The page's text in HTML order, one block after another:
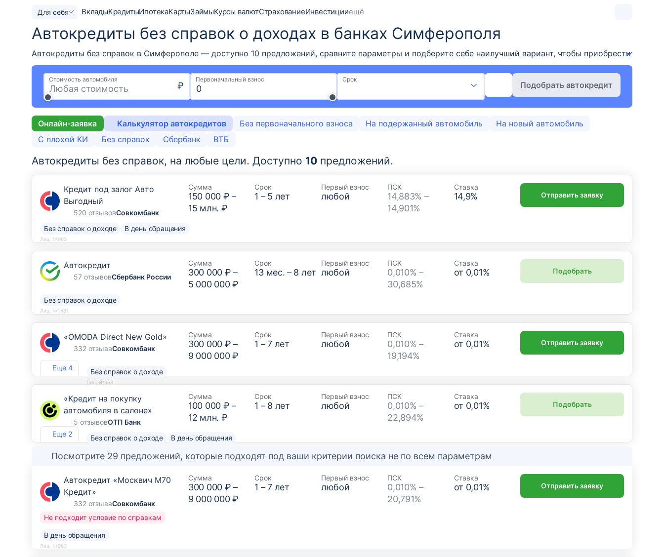
Для себя ВкладыКредитыИпотекаКартыЗаймыКурсы валютСтрахованиеИнвестицииещё
Автокредиты без справок о доходах в банках Симферополя
Автокредиты без справок в Симферополе — доступно 10 предложений, сравните параметры и подберите себе наилучший вариант, чтобы приобрести
Стоимость автомобиля
₽
Первоначальный взнос Срок
Подобрать автокредит
Онлайн-заявка Калькулятор автокредитов Без первоначального взноса На подержанный автомобиль
На новый автомобиль
С плохой КИ
Без справок Сбербанк ВТБ
Автокредиты без справок, на любые цели. Доступно 10 предложений.
Кредит под залог Авто
Выгодный
520 отзывовСовкомбанк
Сумма
150 000 ₽ –
15 млн. ₽
Срок
1 – 5 лет
Первый взнос
любой
ПСК
14,883% –
14,901%
Ставка
14,9%
Без справок о доходе В день обращения
Отправить заявку
Лиц. №963
Автокредит
57 отзывовСбербанк России
Сумма
300 000 ₽ –
5 000 000 ₽
Срок
13мес. – 8 лет
Первый взнос
любой
ПСК
0,010% –
30,685%
Ставка
от 0,01%
Без справок о доходе
Подобрать
Лиц. №1481
Еще 4
«OMODA Direct New Gold»
332 отзываСовкомбанк
Сумма
300 000 ₽ –
9 000 000 ₽
Срок
1 –7лет
Первый взнос
любой
ПСК
0,010% –
19,194%
Ставка
от 0,01%
Без справок о доходе
Отправить заявку
Лиц. №963
Еще 2
«Кредит на покупку
автомобиля в салоне»
5 отзывовОТП Банк
Сумма
100 000 ₽ –
12 млн. ₽
Срок
1 – 8 лет
Первый взнос
любой
ПСК
0,010% –
22,894%
Ставка
от 0,01%
Без справок о доходе В день обращения
Подобрать
Посмотрите 29 предложений, которые подходят под ваши критерии поиска не по всем параметрам
Автокредит «Москвич М70
Кредит»
332 отзываСовкомбанк
Сумма
300 000 ₽ –
9 000 000 ₽
Срок
1 –7лет
Первый взнос
любой
ПСК
0,010% –
20,791%
Ставка
от 0,01%
Не подходит условие по справкам
В день обращения
Отправить заявку
Лиц. №963